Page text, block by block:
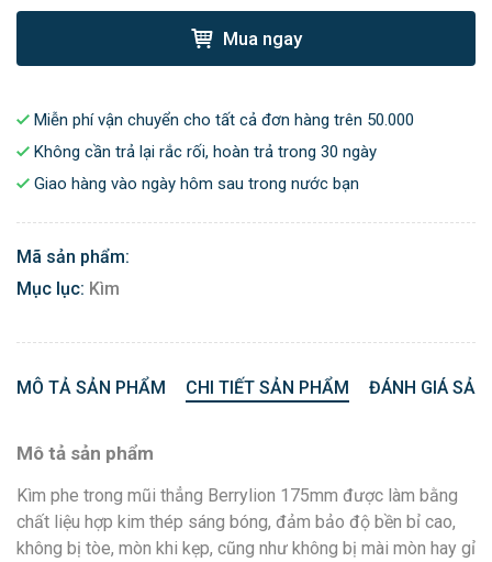
Mua ngay
Miễn phí vận chuyển cho tất cả đơn hàng trên 50.000
Không cần trả lại rắc rối, hoàn trả trong 30 ngày
Giao hàng vào ngày hôm sau trong nước bạn
Mã sản phẩm:
Mục lục: Kìm
MÔ TẢ SẢN PHẨM CHI TIẾT SẢN PHẨM ĐÁNH GIÁ
Mô tả sản phẩm
Kìm phe trong mũi thẳng Berrylion 175mm được làm bằng
chất liệu hợp kim thép sáng bóng, đảm bảo độ bền bỉ cao,
không bị tòe, mòn khi kẹp, cũng như không bị mài mòn hay gỉ